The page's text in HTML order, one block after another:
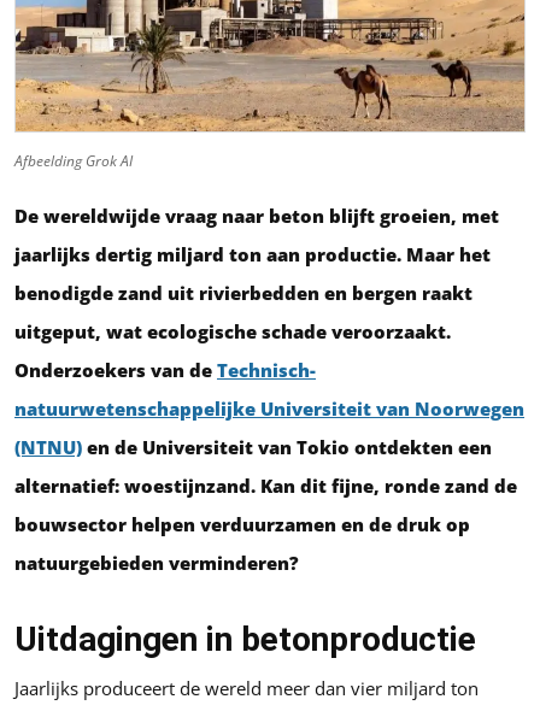
Afbeelding Grok AI
De wereldwijde vraag naar beton blijft groeien, met
jaarlijks dertig miljard ton aan productie. Maar het
benodigde zand uit rivierbedden en bergen raakt
uitgeput, wat ecologische schade veroorzaakt.
Onderzoekers van de Technisch-
natuurwetenschappelijke Universiteit van Noorwegen
(NTNU) en de Universiteit van Tokio ontdekten een
alternatief: woestijnzand. Kan dit fijne, ronde zand de
bouwsector helpen verduurzamen en de druk op
natuurgebieden verminderen?
Uitdagingen in betonproductie
Jaarlijks produceert de wereld meer dan vier miljard ton